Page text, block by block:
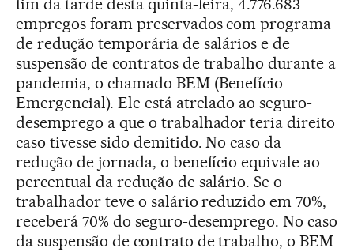
empregos foram preservados com programa
de redução temporária de salários e de
suspensão de contratos de trabalho durante a
pandemia, o chamado BEM (Benefício
Emergencial). Ele está atrelado ao seguro-
desemprego a que o trabalhador teria direito
caso tivesse sido demitido. No caso da
redução de jornada, o benefício equivale ao
percentual da redução de salário. Se o
trabalhador teve o salário reduzido em 70%,
receberá 70% do seguro-desemprego. No caso
da suspensão de contrato de trabalho, o BEM